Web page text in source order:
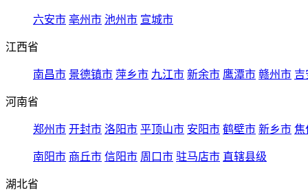
六安市 亳州市 池州市 宣城市
江西省
南昌市 景德镇市 萍乡市 九江市 新余市 鹰潭市 赣州市 吉
河南省
郑州市 开封市 洛阳市 平顶山市 安阳市 鹤壁市 新乡市 焦
南阳市 商丘市 信阳市 周口市 驻马店市 直辖县级
湖北省